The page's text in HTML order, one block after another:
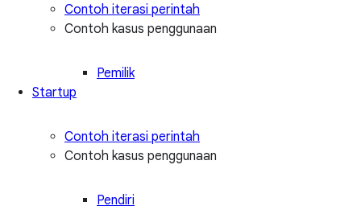
Contoh iterasi perintah
Contoh kasus penggunaan
Pemilik
Startup
Contoh iterasi perintah
Contoh kasus penggunaan
Pendiri